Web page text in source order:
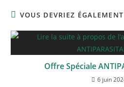
VOUS DEVRIEZ
Offre Spéciale
6 juin